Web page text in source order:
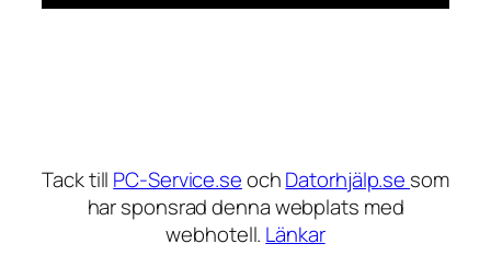
Tack till PC-Service.seochDatorhjälp.se som
har sponsrad denna webplats med
webhotell. Länkar